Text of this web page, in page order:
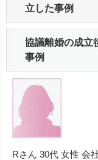
立した事例
協議離婚の成立
事例
Rさん 30代 女性 会